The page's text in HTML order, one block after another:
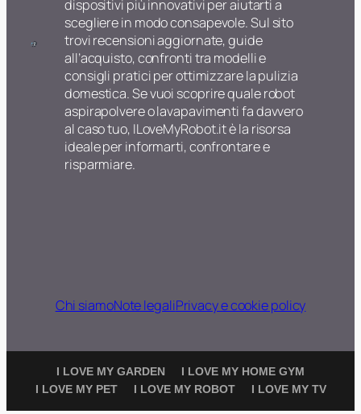
dispositivi più innovativi per aiutarti a
scegliere in modo consapevole. Sul sito
trovi recensioni aggiornate, guide
all’acquisto, confronti tra modelli e
consigli pratici per ottimizzare la pulizia
domestica. Se vuoi scoprire quale robot
aspirapolvere o lavapavimenti fa davvero
al caso tuo, ILoveMyRobot.it è la risorsa
ideale per informarti, confrontare e
risparmiare.
Chi siamoNote legaliPrivacy e cookie policy
I LOVE MY GARDEN
I LOVE MY HOME GYM
I LOVE MY PET
I LOVE MY ROBOT I LOVE MY TV